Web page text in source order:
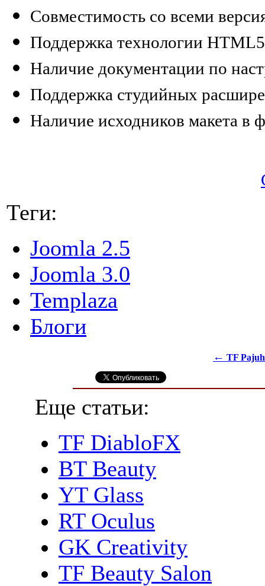
Совместимость со всеми
Поддержка технологии
Наличие документации по
Поддержка студийных
Наличие исходников макета в
Теги:
Joomla 2.5
Joomla 3.0
Templaza
Блоги
← TF Pajuh
Еще статьи:
TF DiabloFX
BT Beauty
YT Glass
RT Oculus
GK Creativity
TF Beauty Salon